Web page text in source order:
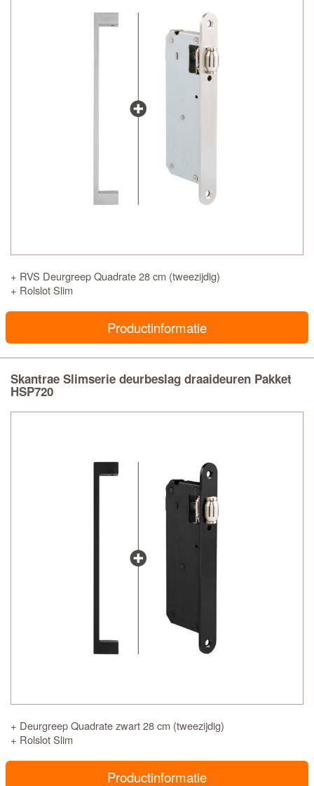
+ RVS Deurgreep Quadrate 28 cm (tweezijdig)
+ Rolslot Slim
Productinformatie
Skantrae Slimserie deurbeslag draaideuren Pakket
HSP720
+ Deurgreep Quadrate zwart 28 cm (tweezijdig)
+ Rolslot Slim
Productinformatie